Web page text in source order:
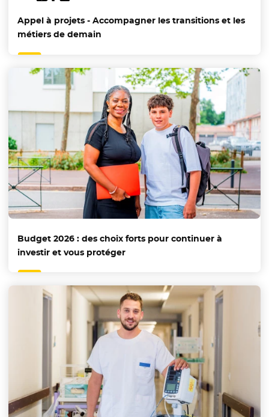
Appel à projets - Accompagner les transitions et les
métiers de demain
Budget 2026 : des choix forts pour continuer à
investir et vous protéger